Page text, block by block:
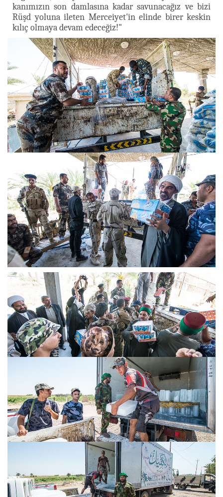
kanımızın son damlasına kadar savunacağız ve bizi
Rüşd yoluna ileten Merceiyet'in elinde birer keskin
kılıç olmaya devam edeceğiz!"